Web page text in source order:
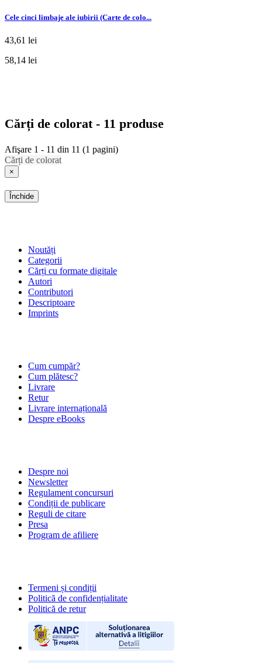
Cele cinci limbaje ale iubirii (Carte de colo...
43,61 lei
58,14 lei
Cărți de colorat - 11 produse
Afişare 1 - 11 din 11 (1 pagini)
Cărți de colorat
×
Închide
Noutăți
Categorii
Cărți cu formate digitale
Autori
Contributori
Descriptoare
Imprints
Cum cumpăr?
Cum plătesc?
Livrare
Retur
Livrare internațională
Despre eBooks
Despre noi
Newsletter
Regulament concursuri
Condiții de publicare
Reguli de citare
Presa
Program de afiliere
Termeni și condiții
Politică de confidențialitate
Politică de retur